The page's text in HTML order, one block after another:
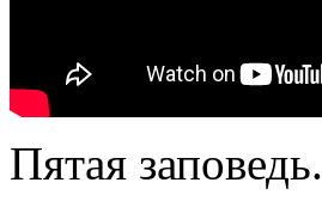
Пятая заповедь.